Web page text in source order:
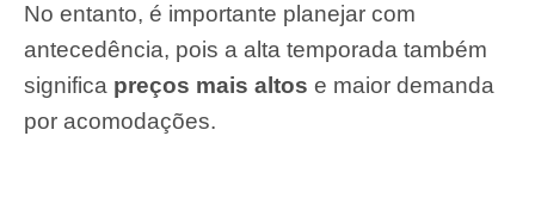
No entanto, é importante planejar com
antecedência, pois a alta temporada também
significa preços mais altos e maior demanda
por acomodações.